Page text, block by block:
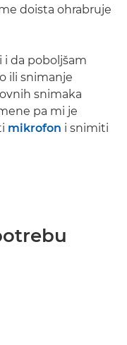
doista ohrabruje
i da poboljšam
ili snimanje
snimaka
pa mi je
mikrofon i snimiti